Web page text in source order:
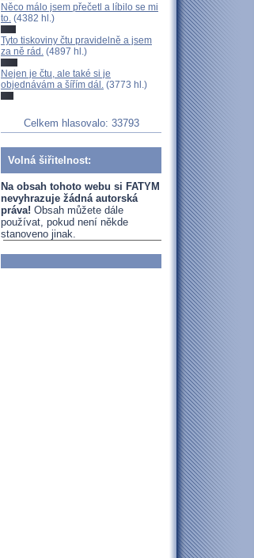
Něco málo jsem přečetl a líbilo se mi
to. (4382 hl.)
Tyto tiskoviny čtu pravidelně a jsem
za ně rád. (4897 hl.)
Nejen je čtu, ale také si je
objednávám a šířím dál. (3773 hl.)
Celkem hlasovalo: 33793
Volná šiřitelnost:
Na obsah tohoto webu si FATYM
nevyhrazuje žádná autorská
práva! Obsah můžete dále
používat, pokud není někde
stanoveno jinak.